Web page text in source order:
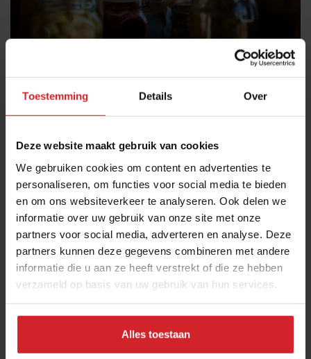
Toestemming Details Over
Deze website maakt gebruik van cookies
We gebruiken cookies om content en advertenties te
personaliseren, om functies voor social media te bieden
en om ons websiteverkeer te analyseren. Ook delen we
informatie over uw gebruik van onze site met onze
partners voor social media, adverteren en analyse. Deze
partners kunnen deze gegevens combineren met andere
informatie die u aan ze heeft verstrekt of die ze hebben
verzameld op basis van uw gebruik van hun services.
Alles toestaan
Fermentatie-expert Christian Weij, foto door: Oene Sierksma
infusies, geperste sappen en zelfgemaakte
kombuchas worden essentiële elementen voor een de
gastronomische ervaring, vooral gewaardeerd door de
jongere gasten.
Ook interessant: Sapsommeliers van De Nieuwe
Winkel**, El Invernadero* en Flores delen gouden tips »
10. Gastronomie als kunstvorm:
Koken en de manier
beschouwd als kunstvorm. Guy Savoy, de
wereldberoemde Franse chef-kok, heeft talloze
prestigieuze prijzen ontvangen, waaronder meerdere